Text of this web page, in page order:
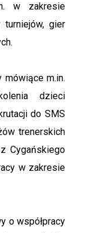
w zakresie
turniejów, gier
m.in.
dzieci
do SMS
trenerskich
Cygańskiego
w zakresie
o współpracy